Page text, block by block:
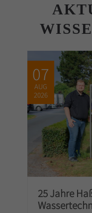
07
AUG
2026
25 Jahre